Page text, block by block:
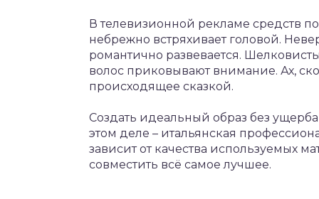
В телевизионной рекламе средств
небрежно встряхивает головой.
романтично развевается.
волос приковывают внимание. Ах,
происходящее сказкой.
Создать идеальный образ без
этом деле – итальянская
зависит от качества используемых
совместить всё самое лучшее.